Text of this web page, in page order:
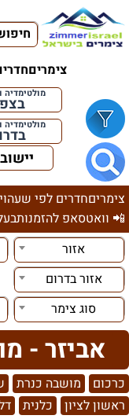
צימרים
מולטימדיה
מולטימדיה
צימריםחדרים לפי שעה
📲 וואטסאפ להזמנות
אזור
אזור בדרום
סוג צימר
אביזר -
כרכום מושבה כנרת
ראשון לציון
כלנית